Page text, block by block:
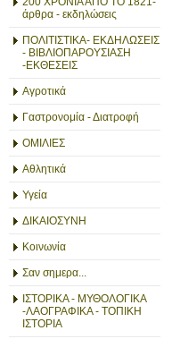
άρθρα - εκδηλώσεις
ΠΟΛΙΤΙΣΤΙΚΑ- ΕΚΔΗΛΩΣΕΙΣ
- ΒΙΒΛΙΟΠΑΡΟΥΣΙΑΣΗ
-ΕΚΘΕΣΕΙΣ
Αγροτικά
Γαστρονομία - Διατροφή
ΟΜΙΛΙΕΣ
Αθλητικά
Υγεία
ΔΙΚΑΙΟΣΥΝΗ
Κοινωνία
Σαν σημερα...
ΙΣΤΟΡΙΚΑ - ΜΥΘΟΛΟΓΙΚΑ
-ΛΑΟΓΡΑΦΙΚΑ - ΤΟΠΙΚΗ
ΙΣΤΟΡΙΑ